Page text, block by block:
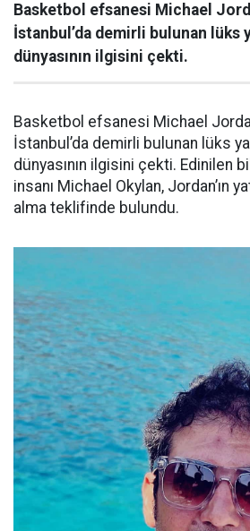
Basketbol efsanesi Michael
İstanbul’da demirli bulunan lüks
dünyasının ilgisini çekti.
Basketbol efsanesi Michael
İstanbul’da demirli bulunan lüks
dünyasının ilgisini çekti. Edinilen
insanı Michael Okylan, Jordan’ın
alma teklifinde bulundu.